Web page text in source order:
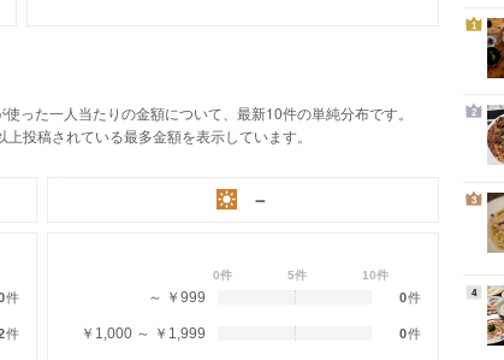
った一人当たりの金額について、最新10件の単純分布です。
投稿されている最多金額を表示しています。
件
件
－
0件 5件 10件
～ ￥999 0件
￥1,000 ～ ￥1,999 0件
1
2
3
4